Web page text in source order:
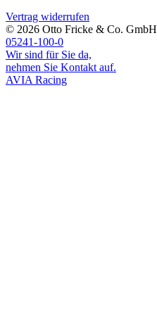
Vertrag widerrufen
© 2026 Otto Fricke & Co. GmbH
05241-100-0
Wir sind für Sie da,
nehmen Sie Kontakt auf.
AVIA Racing